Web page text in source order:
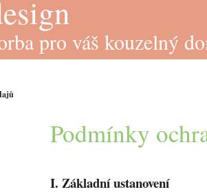
pro váš kouzelný
Podmínky
I. Základní ustanovení